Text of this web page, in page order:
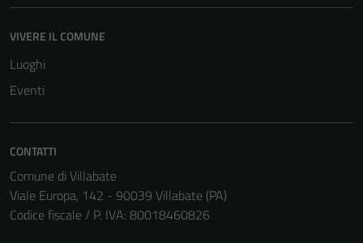
VIVERE IL COMUNE
Luoghi
Eventi
CONTATTI
Comune di Villabate
Viale Europa, 142 - 90039 Villabate (PA)
Codice fiscale / P. IVA: 80018460826